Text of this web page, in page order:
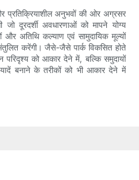
प्रतिक्रियाशील अनुभवों की ओर अग्रसर
दूरदर्शी अवधारणाओं को मापने योग्य
और अतिथि कल्याण एवं सामुदायिक मूल्यों
करेंगी। जैसे-जैसे पार्क विकसित होते
को आकार देने में, बल्कि समुदायों
बनाने के तरीकों को भी आकार देने में